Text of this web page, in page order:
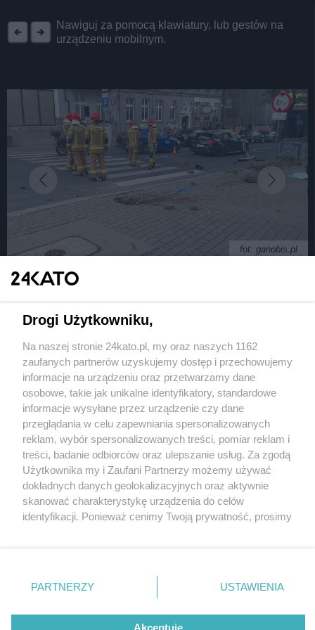
Nawiguj za pomocą klawiatury, lub gestów na
urządzeniu mobilnym.
fot: ganobis.pl
Nowe fakty w sprawie zdarzenia z 8 października
1 / 5
W tym miejscu - na
skrzyżowaniu Francuskiej i
Wojewódzkiej - mogło dojść
do tragedii
Wydawca mediów lokalnych
Nie zapomnij
zapoznać się z:
polityką prywatności regulamin korzystania z portali
Twojemiasto
Piekary Śląskie
Chorzów
Tarnowskie Góry
Gliwice
Skontakuj sięz nami
Kontakt
Wydawca
Redakcja
Drogi Użytkowniku,
Na naszej stronie 24kato.pl, my oraz naszych 1162
zaufanych partnerów uzyskujemy dostęp i przechowujemy
informacje na urządzeniu oraz przetwarzamy dane
osobowe, takie jak unikalne identyfikatory, standardowe
informacje wysyłane przez urządzenie czy dane
przeglądania w celu zapewniania spersonalizowanych
reklam, wybór spersonalizowanych treści, pomiar reklam i
treści, badanie odbiorców oraz ulepszanie usług. Za zgodą
Użytkownika my i Zaufani Partnerzy możemy używać
dokładnych danych geolokalizacyjnych oraz aktywnie
skanować charakterystykę urządzenia do celów
identyfikacji. Ponieważ cenimy Twoją prywatność, prosimy
prywatności znajdujący się w lewym dolnym rogu strony
. Niektóre rodzaje przetwarzania danych nie wymagają
zgody użytkownika, ale masz prawo sprzeciwić się
takiemu przetwarzaniu. Preferencje będą miały
PARTNERZY USTAWIENIA
Akceptuję